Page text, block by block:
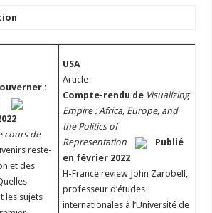
:
cours de
reste-
et des
les sujets
USA
Article
Compte-rendu de Visualizing
Empire : Africa, Europe, and
the Politics of
Representation
Publié
en février 2022
H-France review John Zarobell,
professeur d’études
internationales à l’Université de